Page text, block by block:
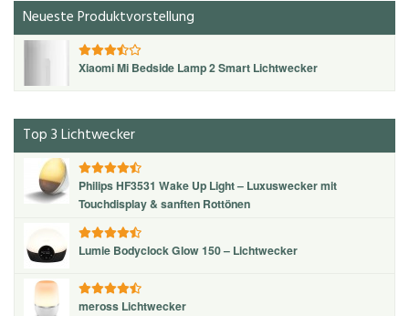
Neueste Produktvorstellung
Xiaomi Mi Bedside Lamp 2 Smart Lichtwecker
Top 3 Lichtwecker
Philips HF3531 Wake Up Light – Luxuswecker mit
Touchdisplay & sanften Rottönen
Lumie Bodyclock Glow 150 – Lichtwecker
meross Lichtwecker